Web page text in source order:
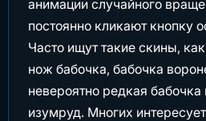
анимации случайного
постоянно кликают кнопку
Часто ищут такие скины,
нож бабочка, бабочка
невероятно редкая
изумруд. Многих